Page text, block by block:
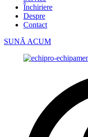
Închiriere
Despre
Contact
SUNĂ ACUM